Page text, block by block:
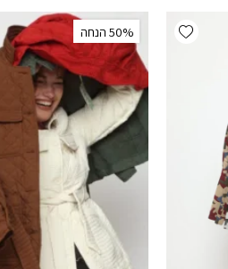
Add wishlist‫50% הנחה